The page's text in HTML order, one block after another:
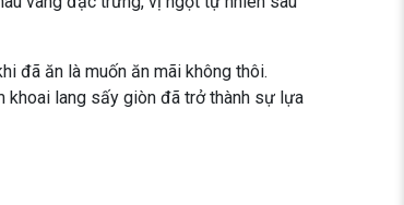
đã ăn là muốn ăn mãi không thôi.
khoai lang sấy giòn đã trở thành sự lựa